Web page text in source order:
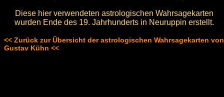
Diese hier verwendeten astrologischen Wahrsagekarten
wurden Ende des 19. Jahrhunderts in Neuruppin erstellt.
<< Zurück zur Übersicht der astrologischen Wahrsagekarten von
Gustav Kühn <<